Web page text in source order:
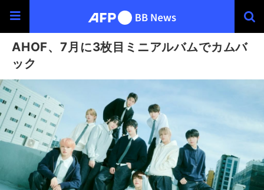
AHOF、7月に3枚目ミニアルバムでカムバ
ック